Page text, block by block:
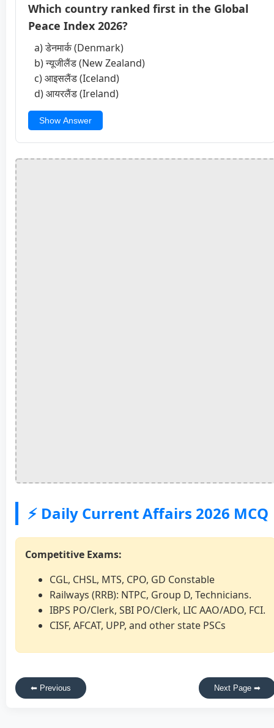
Which country ranked first in the Global
Peace Index 2026?
a) डेनमार्क (Denmark)
b) न्यूजीलैंड (New Zealand)
c) आइसलैंड (Iceland)
d) आयरलैंड (Ireland)
Show Answer
⚡ Daily Current Affairs 2026 MCQ
Competitive Exams:
CGL, CHSL, MTS, CPO, GD Constable
Railways (RRB): NTPC, Group D, Technicians.
IBPS PO/Clerk, SBI PO/Clerk, LIC AAO/ADO, FCI.
CISF, AFCAT, UPP, and other state PSCs
⬅ Previous Next Page ➡